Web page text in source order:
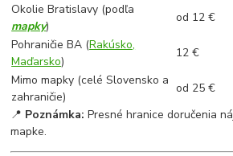
Okolie Bratislavy (podľa
mapky)
od 12 €
Pohraničie BA (Rakúsko,
Maďarsko)
12 €
Mimo mapky (celé Slovensko a
zahraničie)
od 25 €
📍 Poznámka: Presné hranice doručenia
mapke.